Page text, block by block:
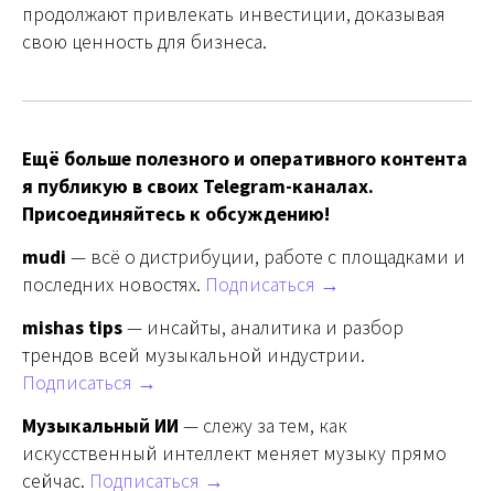
продолжают привлекать инвестиции, доказывая
свою ценность для бизнеса.
Ещё больше полезного и оперативного контента
я публикую в своих Telegram-каналах.
Присоединяйтесь к обсуждению!
mudi — всё о дистрибуции, работе с площадками и
последних новостях. Подписаться →
mishas tips— инсайты, аналитика и разбор
трендов всей музыкальной индустрии.
Подписаться →
Музыкальный ИИ — слежу за тем, как
искусственный интеллект меняет музыку прямо
сейчас. Подписаться →